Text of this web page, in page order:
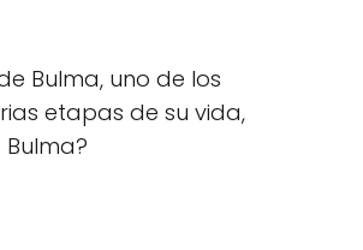
Bulma, uno de los
etapas de su vida,